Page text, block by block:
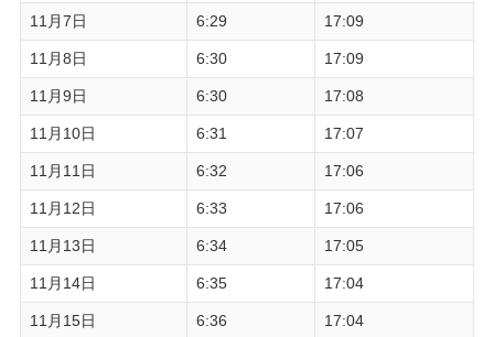
11月7日 6:29 17:09
11月8日 6:30 17:09
11月9日 6:30 17:08
11月10日 6:31 17:07
11月11日 6:32 17:06
11月12日 6:33 17:06
11月13日 6:34 17:05
11月14日 6:35 17:04
11月15日 6:36 17:04